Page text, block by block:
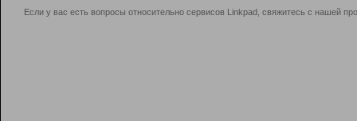
Если у вас есть вопросы относительно сервисов Linkpad, свяжитесь с нашей